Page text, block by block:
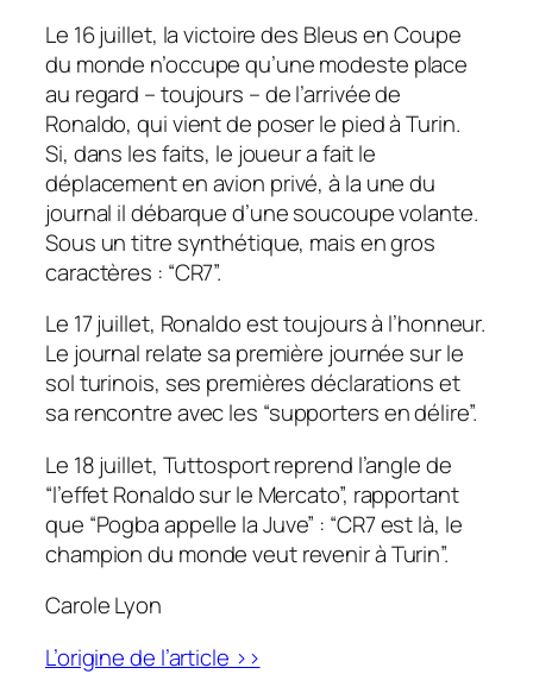
Le 16 juillet, la victoire des Bleus en Coupe
du monde n’occupe qu’une modeste place
au regard – toujours – de l’arrivée de
Ronaldo, qui vient de poser le pied à Turin.
Si, dans les faits, le joueur a fait le
déplacement en avion privé, à la une du
journal il débarque d’une soucoupe volante.
Sous un titre synthétique, mais en gros
caractères : “CR7”.
Le 17 juillet, Ronaldo est toujours à l’honneur.
Le journal relate sa première journée sur le
sol turinois, ses premières déclarations et
sa rencontre avec les “supporters en délire”.
Le 18 juillet, Tuttosportreprend l’angle de
“l’effet Ronaldo sur le Mercato”, rapportant
que “Pogba appelle la Juve” : “CR7est là, le
champion du monde veut revenir à Turin”.
Carole Lyon
L’origine de l’article >>